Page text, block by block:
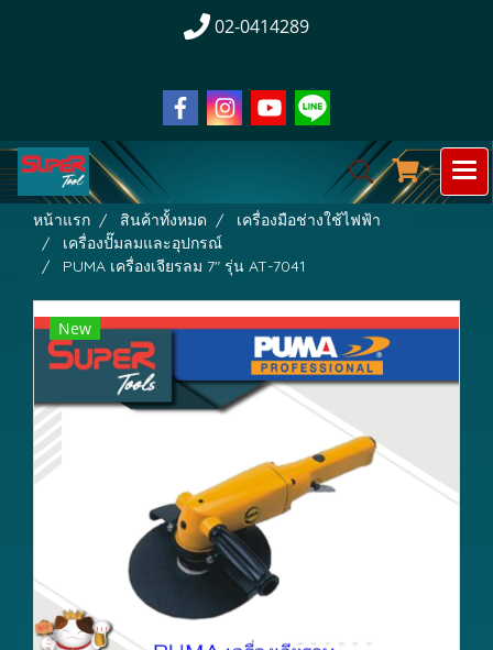
02-0414289
หน้าแรก สินค้าทั้งหมด
เครื่องมือช่างใช้ไฟฟ้า
เครื่องปั๊มลมและอุปกรณ์
PUMA เครื่องเจียรลม 7" รุ่น AT-7041
New